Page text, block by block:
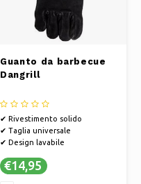
Guanto da barbecue
Dangrill
✔ Rivestimento solido
✔ Taglia universale
✔ Design lavabile
€14,95